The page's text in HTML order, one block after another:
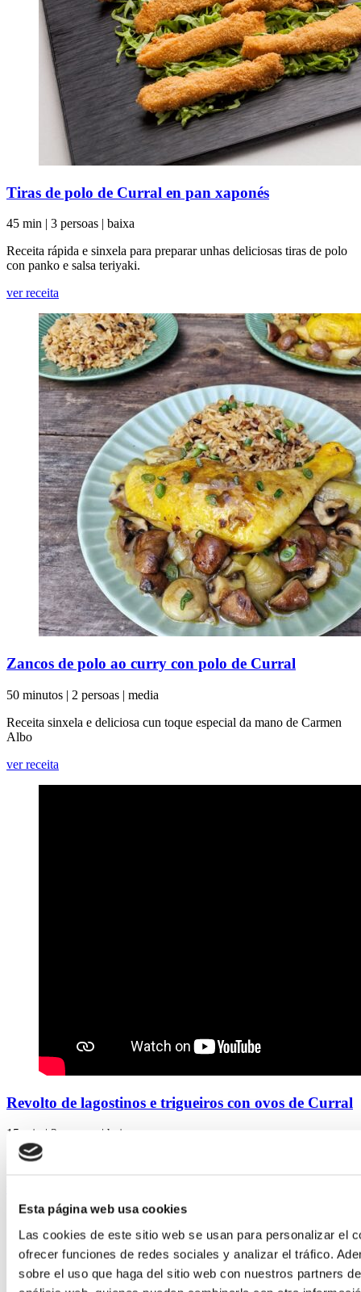
Esta página web usa cookies
Las cookies de este sitio web se usan para personalizar el
ofrecer funciones de redes sociales y analizar el tráfico.
sobre el uso que haga del sitio web con nuestros partners
Tiras de polo de Curral en pan xaponés
45 min | 3 persoas | baixa
Receita rápida e sinxela para preparar unhas deliciosas tiras de polo
con panko e salsa teriyaki.
ver receita
Zancos de polo ao curry con polo de Curral
50 minutos | 2 persoas | media
Receita sinxela e deliciosa cun toque especial da mano de Carmen
Albo
ver receita
Revolto de lagostinos e trigueiros con ovos de Curral
15 min | 3 persoas | baixa
Receita sinxela e deliciosa cos nosos ovos de Curral